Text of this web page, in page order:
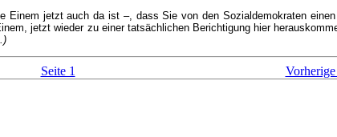
jetzt auch da ist –, dass Sie von den Sozialdemokraten
jetzt wieder zu einer tatsächlichen Berichtigung hier
Seite 1 Vorherige